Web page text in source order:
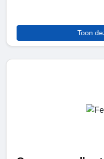
Toon